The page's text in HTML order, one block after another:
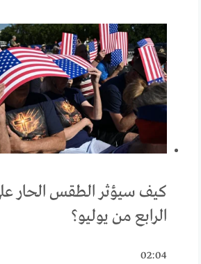
كيف سيؤثر الطقس الحار
الرابع من يوليو؟
02:04